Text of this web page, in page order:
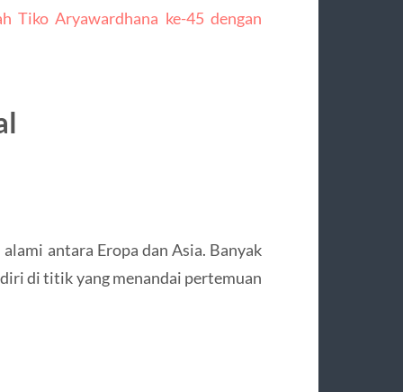
Tiko Aryawardhana ke-45 dengan
antara Eropa dan Asia. Banyak
di titik yang menandai pertemuan